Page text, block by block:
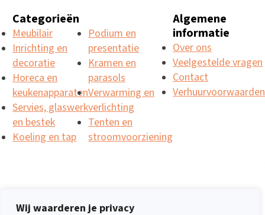
Wij waarderen je privacy
Categorieën
Meubilair
Inrichting en
decoratie
Horeca en
keukenapparaten
Servies, glaswerk
en bestek
Koeling en tap
Podium en
presentatie
Kramen en
parasols
Verwarming en
verlichting
Tenten en
stroomvoorziening
Algemene
informatie
Over ons
Veelgestelde vragen
Contact
Verhuurvoorwaarden